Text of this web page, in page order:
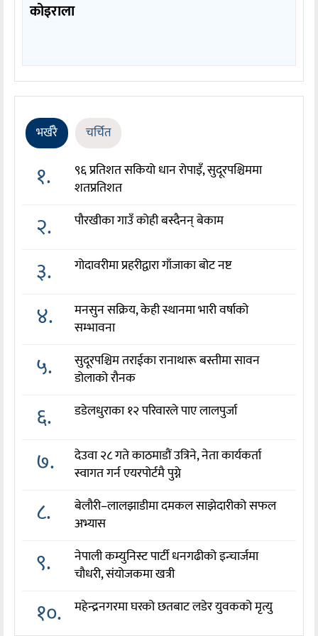
कोइराला
भर्खरै चर्चित
१.
९६ प्रतिशत सकियो धान रोपाइँ, सुदूरपश्चिममा
शतप्रतिशत
२. पौरखीका गाउँ कोही बस्दैनन् बेकाम
३. गोदावरीमा प्रहरीद्वारा गाँजाका बोट नष्ट
४.
मनसुन सक्रिय, केही स्थानमा भारी वर्षाको
सम्भावना
५.
सुदूरपश्चिम तराईका रानाथारू बस्तीमा सावन
डोलाको रौनक
६. डडेलधुराका १२ परिवारले पाए लालपुर्जा
७.
देउवा २८ गते काठमाडौं उत्रिने, नेता कार्यकर्ता
स्वागत गर्न एयरपोर्टमै पुग्ने
८.
बेलौरी–लालझाडीमा दमकल साझेदारीको सफल
अभ्यास
९.
नेपाली कम्युनिस्ट पार्टी धनगढीको इन्चार्जमा
चौधरी, संयोजकमा खत्री
१०. महेन्द्रनगरमा घरको छतबाट लडेर युवकको मृत्यु